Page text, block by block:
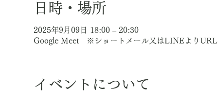
日時・場所
2025年9月09日 18:00 – 20:30
Google Meet ※ショートメール又はLINEよりURL
イベントについて